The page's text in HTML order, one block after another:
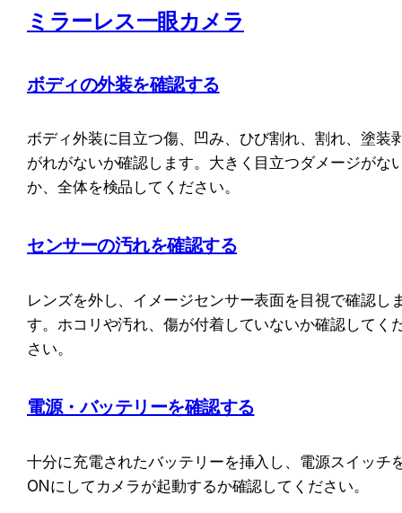
ミラーレス一眼カメラ
ボディの外装を確認する
ボディ外装に目立つ傷、凹み、ひび割れ、割れ、塗装
がれがないか確認します。大きく目立つダメージがな
か、全体を検品してください。
センサーの汚れを確認する
レンズを外し、イメージセンサー表面を目視で確認し
す。ホコリや汚れ、傷が付着していないか確認してく
さい。
電源・バッテリーを確認する
十分に充電されたバッテリーを挿入し、電源スイッチ
ONにしてカメラが起動するか確認してください。